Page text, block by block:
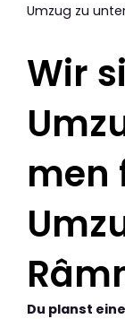
Umzug zu
Wir
men
Du planst